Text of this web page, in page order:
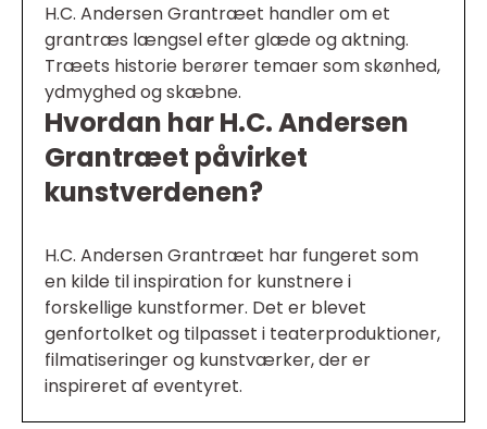
H.C. Andersen Grantræet handler om et
grantræs længsel efter glæde og aktning.
Træets historie berører temaer som skønhed,
ydmyghed og skæbne.
Hvordan har H.C. Andersen
Grantræet påvirket
kunstverdenen?
H.C. Andersen Grantræet har fungeret som
en kilde til inspiration for kunstnere i
forskellige kunstformer. Det er blevet
genfortolket og tilpasset i teaterproduktioner,
filmatiseringer og kunstværker, der er
inspireret af eventyret.